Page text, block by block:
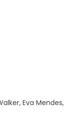
Eva Mendes,